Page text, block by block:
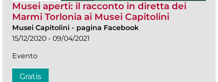
Musei aperti: il racconto in diretta dei
Marmi Torlonia ai Musei Capitolini
Musei Capitolini - pagina Facebook
15/12/2020 - 09/04/2021
Evento
Gratis